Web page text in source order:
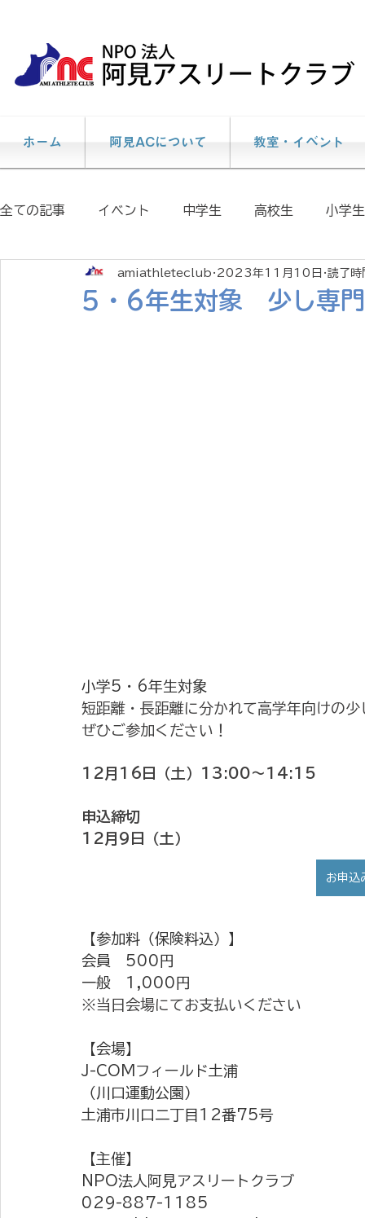
ホーム 阿見ACについて 教室・イベント
全ての記事 イベント 中学生 高校生 小学生
個人レッスン 説明会 陸上教室 大会情報
5・6年生対象 少し専門
amiathleteclub 2023年11月10日 読了
小学5・6年生対象
短距離・長距離に分かれて高学年向けの
ぜひご参加ください！
12月16日（土）13:00～14:15
申込締切
12月9日（土）
お申込
【参加料（保険料込）】
会員　500円
一般　1,000円
※当日会場にてお支払いください
【会場】
J-COMフィールド土浦
（川口運動公園）
土浦市川口二丁目12番75号
【主催】
NPO法人阿見アスリートクラブ
029-887-1185